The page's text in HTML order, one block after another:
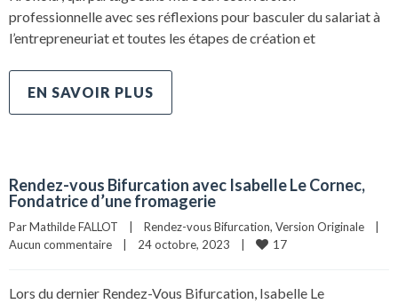
professionnelle avec ses réflexions pour basculer du salariat à
l’entrepreneuriat et toutes les étapes de création et
EN SAVOIR PLUS
Rendez-vous Bifurcation avec Isabelle Le Cornec,
Fondatrice d’une fromagerie
Par Mathilde FALLOT Rendez-vous Bifurcation, Version Originale
Aucun commentaire
24 octobre, 2023 17
Lors du dernier Rendez-Vous Bifurcation, Isabelle Le